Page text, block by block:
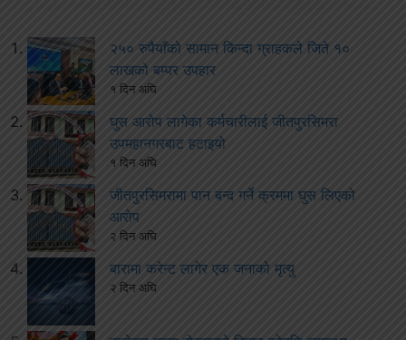
२५० रुपैयाँको सामान किन्दा ग्राहकले जिते १०
लाखको बम्पर उपहार
१ दिन अघि
घुस आरोप लागेका कर्मचारीलाई जीतपुरसिमरा
उपमहानगरबाट हटाइयो
१ दिन अघि
जीतपुरसिमरामा पान बन्द गर्ने क्रममा घुस लिएको
आरोप
२ दिन अघि
बारामा करेन्ट लागेर एक जनाको मृत्यु
२ दिन अघि